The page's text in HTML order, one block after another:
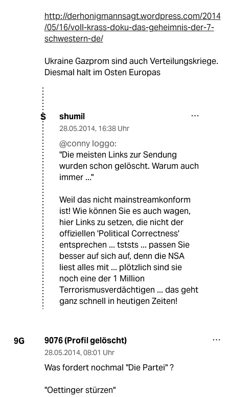
http://derhonigmannsagt.wordpress.com/2014
/05/16/voll-krass-doku-das-geheimnis-der-7-
schwestern-de/
Ukraine Gazprom sind auch Verteilungskriege.
Diesmal halt im Osten Europas
S shumil
28.05.2014, 16:38 Uhr
@conny loggo:
"Die meisten Links zur Sendung
wurden schon gelöscht. Warum auch
immer ..."
Weil das nicht mainstreamkonform
ist! Wie können Sie es auch wagen,
hier Links zu setzen, die nicht der
offiziellen 'Political Correctness'
entsprechen ... tststs ... passen Sie
besser auf sich auf, denn die NSA
liest alles mit ... plötzlich sind sie
noch eine der 1 Million
Terrorismusverdächtigen ... das geht
ganz schnell in heutigen Zeiten!
9G 9076 (Profil gelöscht)
28.05.2014, 08:01 Uhr
Was fordert nochmal "Die Partei" ?
"Oettinger stürzen"